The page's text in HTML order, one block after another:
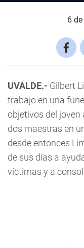
6
UVALDE.- Gilbert
trabajo en una
objetivos del
dos maestras en
desde entonces
de sus días a
víctimas y a